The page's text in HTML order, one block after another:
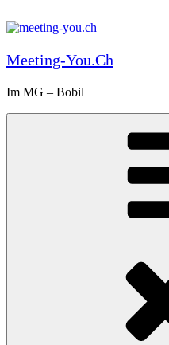
Inhalt
Meeting-You.ch
Im MG – Bobil